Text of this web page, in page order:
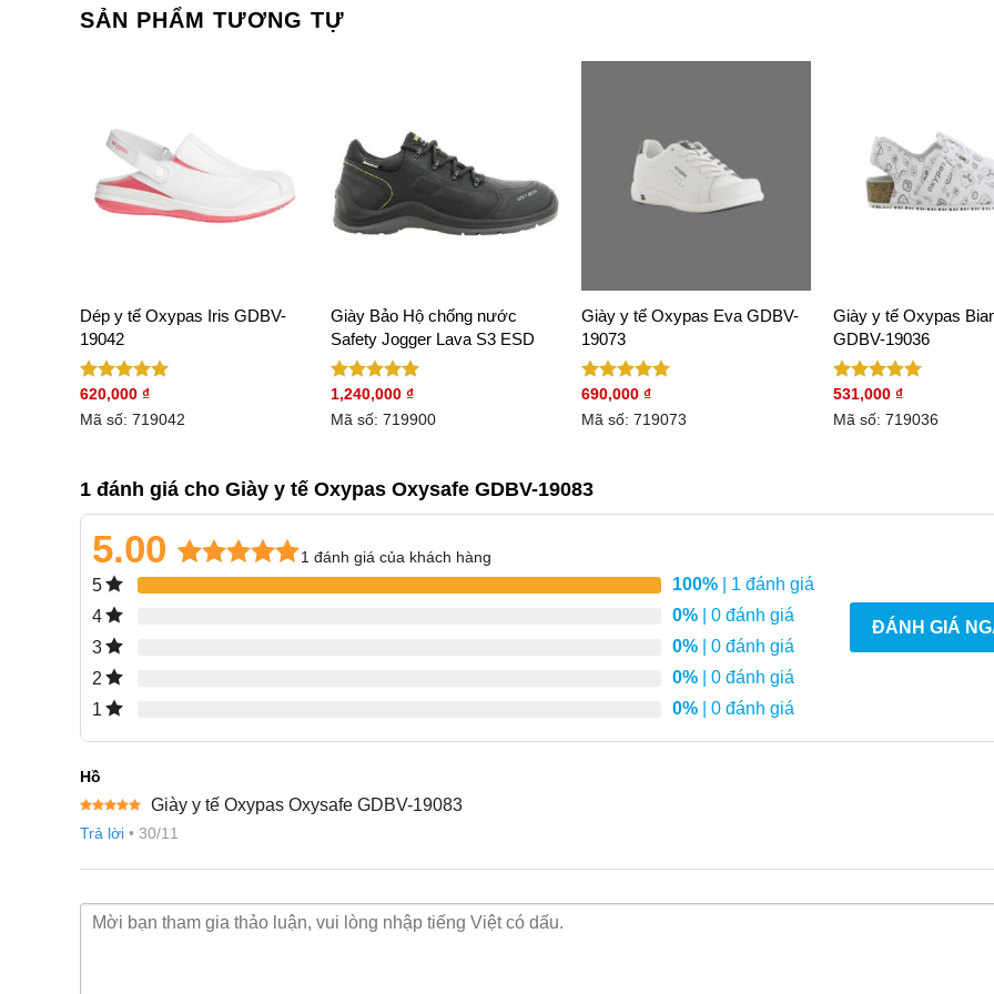
SẢN PHẨM TƯƠNG TỰ
Dép y tế Oxypas Iris GDBV-
19042
Được xếp
hạng5.00
5 sao
620,000 ₫
Mã số: 719042
Giày Bảo Hộ chống nước
Safety Jogger Lava S3 ESD
Được xếp
hạng 5.00
5 sao
1,240,000₫
Mã số: 719900
Giày y tế Oxypas Eva GDBV-
19073
Được xếp
hạng 5.00
5 sao
690,000₫
Mã số: 719073
Giày y tế Oxypas
GDBV-19036
Được xếp
hạng5.00
5 sao
531,000 ₫
Mã số: 719036
1 đánh giá cho Giày y tế Oxypas Oxysafe GDBV-19083
5.00 1 đánh giá của khách hàng
5 100% | 1 đánh giá
4
0% | 0 đánh giá
3
0% | 0 đánh giá
2
0% | 0 đánh giá
1
0% | 0 đánh giá
ĐÁNH GIÁ
Hồ
hạng55
Giày y tế Oxypas Oxysafe GDBV-19083
Trả lời • 30/11